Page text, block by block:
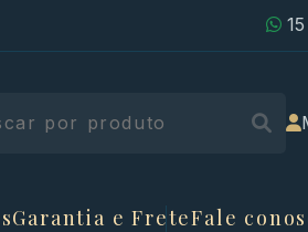
Garantia e FreteFale